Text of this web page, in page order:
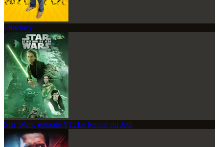
Idiocracy
Star Wars, épisode VI : Le Retour du Jedi